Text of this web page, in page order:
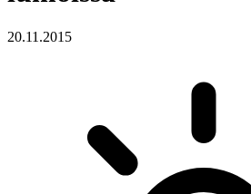
20.11.2015